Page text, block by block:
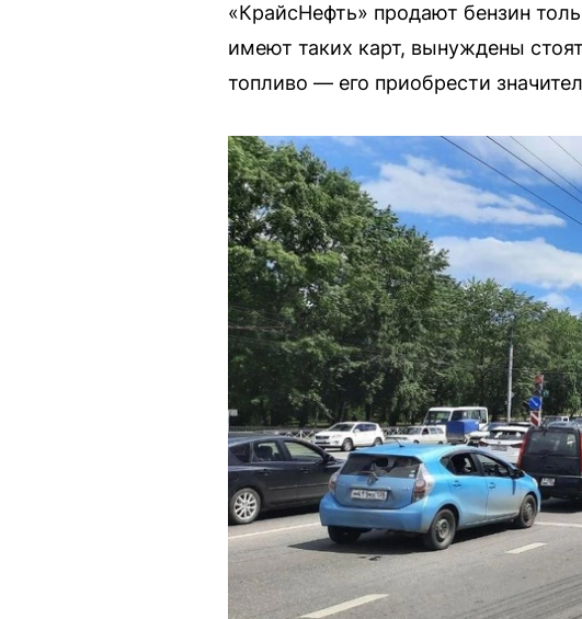
«КрайсНефть» продают бензин
имеют таких карт, вынуждены
топливо — его приобрести